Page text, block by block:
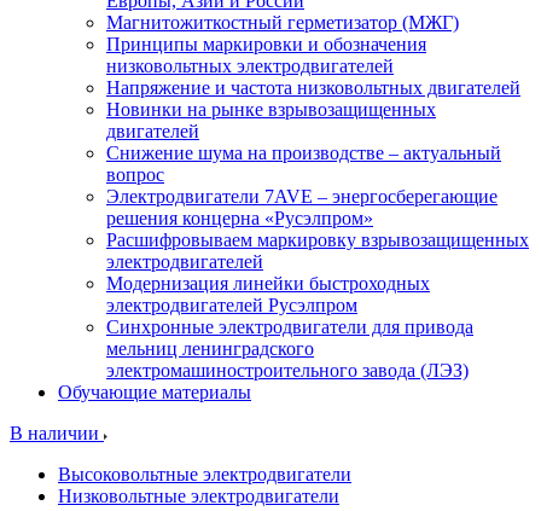
Магнитожиткостный герметизатор (МЖГ)
Принципы маркировки и обозначения
низковольтных электродвигателей
Напряжение и частота низковольтных двигателей
Новинки на рынке взрывозащищенных
двигателей
Снижение шума на производстве – актуальный
вопрос
Электродвигатели 7AVE – энергосберегающие
решения концерна «Русэлпром»
Расшифровываем маркировку взрывозащищенных
электродвигателей
Модернизация линейки быстроходных
электродвигателей Русэлпром
Синхронные электродвигатели для привода
мельниц ленинградского
электромашиностроительного завода (ЛЭЗ)
Обучающие материалы
В наличии
Высоковольтные электродвигатели
Низковольтные электродвигатели